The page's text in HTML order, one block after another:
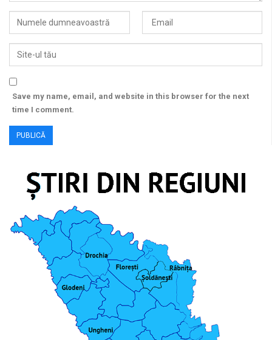
Save my name, email, and website in this browser for the next
time I comment.